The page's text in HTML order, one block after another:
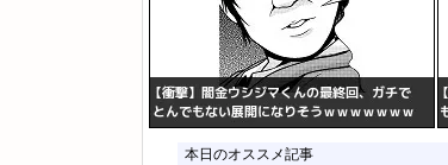
本日のオススメ記事